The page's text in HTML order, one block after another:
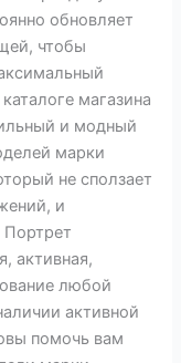
обновляет
чтобы
магазина
и модный
марки
не сползает
и
активная,
любой
активной
помочь вам